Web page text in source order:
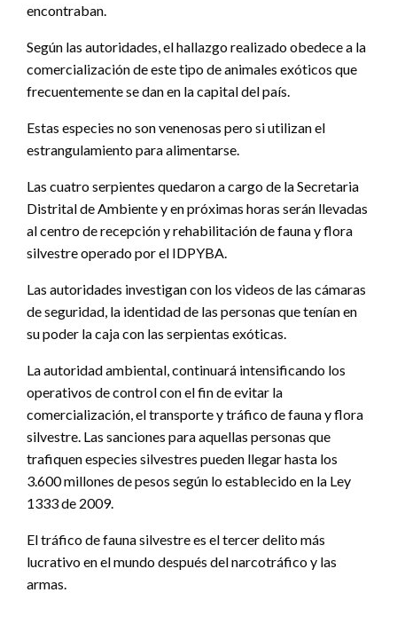
encontraban.
Según las autoridades, el hallazgo realizado obedece a la
comercialización de este tipo de animales exóticos que
frecuentemente se dan en la capital del país.
Estas especies no son venenosas pero si utilizan el
estrangulamiento para alimentarse.
Las cuatro serpientes quedaron a cargo de la Secretaria
Distrital de Ambiente y en próximas horas serán llevadas
al centro de recepción y rehabilitación de fauna y flora
silvestre operado por el IDPYBA.
Las autoridades investigan con los videos de las cámaras
de seguridad, la identidad de las personas que tenían en
su poder la caja con las serpientas exóticas.
La autoridad ambiental, continuará intensificando los
operativos de control con el fin de evitar la
comercialización, el transporte y tráfico de fauna y flora
silvestre. Las sanciones para aquellas personas que
trafiquen especies silvestres pueden llegar hasta los
3.600 millones de pesos según lo establecido en la Ley
1333 de 2009.
El tráfico de fauna silvestre es el tercer delito más
lucrativo en el mundo después del narcotráfico y las
armas.